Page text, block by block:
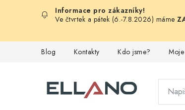
Ve čtvrtek a pátek (6.-7.8.2026) máme
Blog Kontakty Kdo jsme?